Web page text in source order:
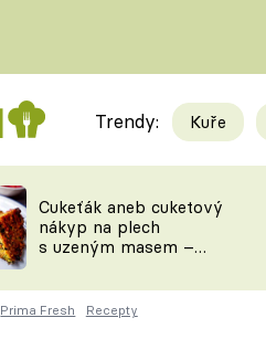
Videorecepty
TEĎ VAŘÍ ŠÉF!
ČESKO NA TALÍŘI
Trendy: Kuře
Cukeťák aneb cuketový
nákyp na plech
s uzeným masem –
zpracovat přerostlé
cukety
Prima Fresh Recepty